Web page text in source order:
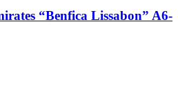
“Benfica Lissabon” A6-